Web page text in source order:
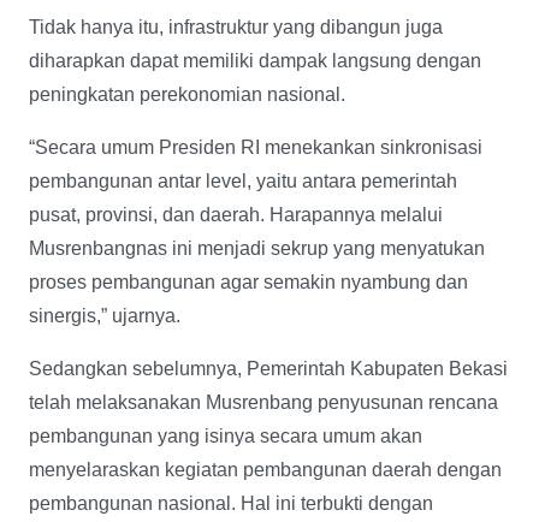
Tidak hanya itu, infrastruktur yang dibangun juga
diharapkan dapat memiliki dampak langsung dengan
peningkatan perekonomian nasional.
“Secara umum Presiden RI menekankan sinkronisasi
pembangunan antar level, yaitu antara pemerintah
pusat, provinsi, dan daerah. Harapannya melalui
Musrenbangnas ini menjadi sekrup yang menyatukan
proses pembangunan agar semakin nyambung dan
sinergis,” ujarnya.
Sedangkan sebelumnya, Pemerintah Kabupaten Bekasi
telah melaksanakan Musrenbang penyusunan rencana
pembangunan yang isinya secara umum akan
menyelaraskan kegiatan pembangunan daerah dengan
pembangunan nasional. Hal ini terbukti dengan